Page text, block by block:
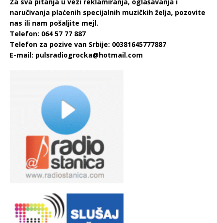
naručivanja plaćenih specijalnih muzičkih želja, pozovite
nas ili nam pošaljite mejl.
Telefon: 064 57 77 887
Telefon za pozive van Srbije: 00381645777887
E-mail: pulsradiogrocka@hotmail.com